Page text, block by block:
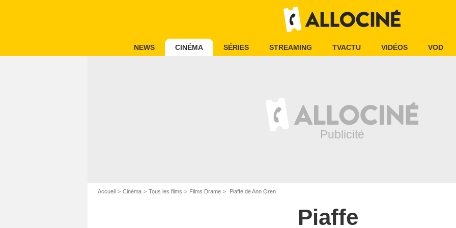
NEWS CINÉMA SÉRIES STREAMING TVACTU VIDÉOS VOD
Accueil Cinéma Tous les films Films Drame Piaffe de Ann Oren
Piaffe